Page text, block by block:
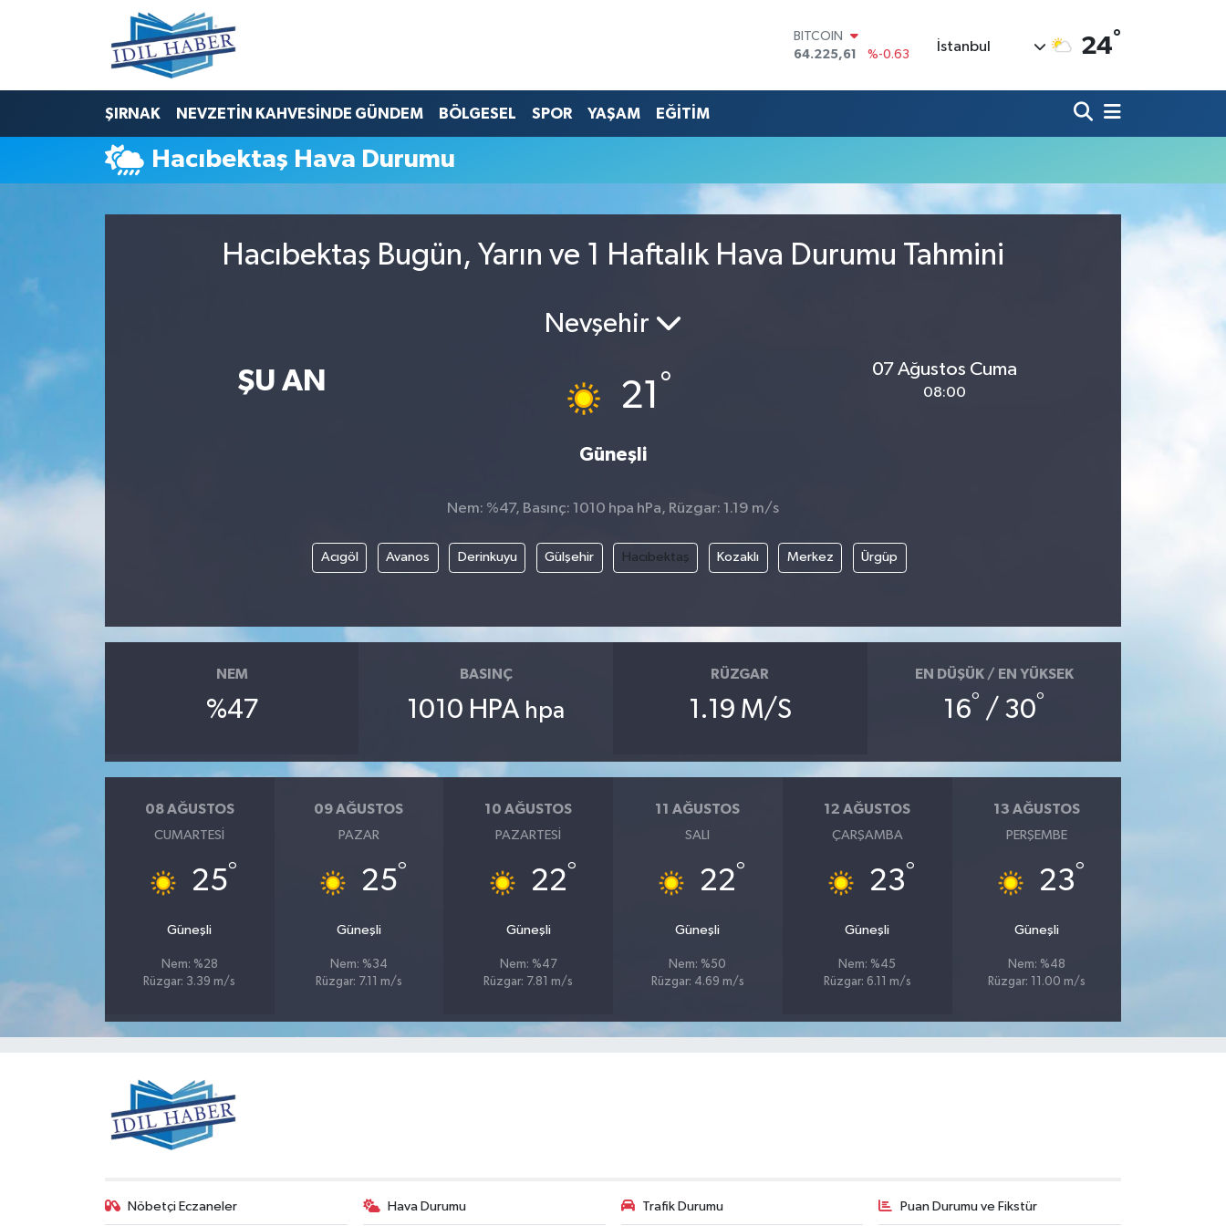
BITCOIN
64.225,61
%-0.63
47,7143
%0.16
GRAM ALTIN
BİST100
İstanbul 24°
ŞIRNAK NEVZETİN KAHVESİNDE GÜNDEM BÖLGESEL SPOR YAŞAM EĞİTİM
Hacıbektaş Hava Durumu
Hacıbektaş Bugün, Yarın ve 1 Haftalık Hava Durumu Tahmini
ŞU AN
Nevşehir
21 °
Güneşli
07 Ağustos Cuma
08:00
Nem: %47, Basınç: 1010 hpa hPa, Rüzgar: 1.19 m/s
Acıgöl Avanos Derinkuyu Gülşehir Hacıbektaş Kozaklı Merkez Ürgüp
NEM
%47
BASINÇ
1010 HPA hpa
RÜZGAR
1.19 M/S
EN DÜŞÜK / EN YÜKSEK
16° / 30°
08 AĞUSTOS
CUMARTESI
25°
Güneşli
Nem: %28
Rüzgar: 3.39 m/s
09 AĞUSTOS
PAZAR
25°
Güneşli
Nem: %34
Rüzgar: 7.11 m/s
10 AĞUSTOS
PAZARTESI
22°
Güneşli
Nem: %47
Rüzgar: 7.81 m/s
11 AĞUSTOS
SALI
22°
Güneşli
Nem: %50
Rüzgar: 4.69 m/s
12 AĞUSTOS
ÇARŞAMBA
23°
Güneşli
Nem: %45
Rüzgar: 6.11 m/s
13 AĞUSTOS
PERŞEMBE
23°
Güneşli
Nem: %48
Rüzgar: 11.00 m/s
Nöbetçi Eczaneler Hava Durumu Trafik Durumu Puan Durumu ve Fikstür
Nöbetçi Eczaneler
Hava Durumu
Trafik Durumu
Haber Arşivi